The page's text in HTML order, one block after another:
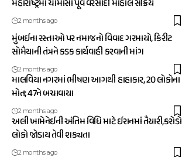
મહારાષ્ટ્રમાં ચોમાસા પૂર્વે વરસાદી માહોલ સક્રિય
2 months ago
મુંબઈના રસ્તાઓ પર નમાજનો વિવાદ ગરમાયો, કિરીટ
સોમૈયાની તંત્રને કડક કાર્યવાહી કરવાની માંગ
2 months ago
માલવિયા નગરમાં ભીષણ આગથી હાહાકાર, 20 લોકોના
મોત; 47ને બચાવાયા
2 months ago
અલી ખામેનેઈની અંતિમ વિધિ માટે ઈરાનમાં તૈયારી,કરોડો
લોકો જોડાય તેવી શક્યતા
2 months ago